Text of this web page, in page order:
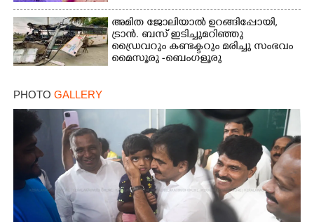
അമിത ജോലിയാൽ ഉറങ്ങിപ്പോയി,
ട്രാൻ. ബസ് ഇടിച്ചുമറിഞ്ഞു
ഡ്രൈവറും കണ്ടക്ടറും മരിച്ചു സംഭവം
മൈസൂരു -ബെംഗളൂരു
PHOTO GALLERY